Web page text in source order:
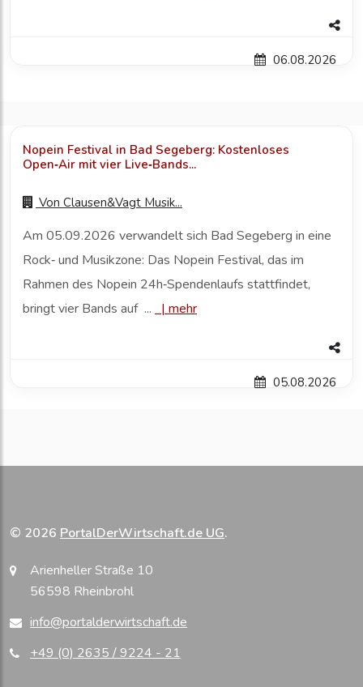
06.08.2026
Nopein Festival in Bad Segeberg: Kostenloses
Open‑Air mit vier Live‑Bands...
Von Clausen&Vagt Musik...
Am 05.09.2026 verwandelt sich Bad Segeberg in eine
Rock‑ und Musikzone: Das Nopein Festival, das im
Rahmen des Nopein 24h‑Spendenlaufs stattfindet,
bringt vier Bands auf ...
| mehr
05.08.2026
© 2026 PortalDerWirtschaft.de UG.
Arienheller Straße 10
56598 Rheinbrohl
info@portalderwirtschaft.de
+49 (0) 2635 / 9224 - 21